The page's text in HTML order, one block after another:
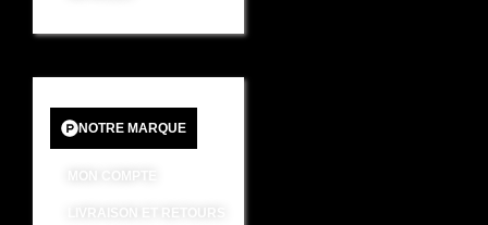
NOTRE MARQUE
MON COMPTE